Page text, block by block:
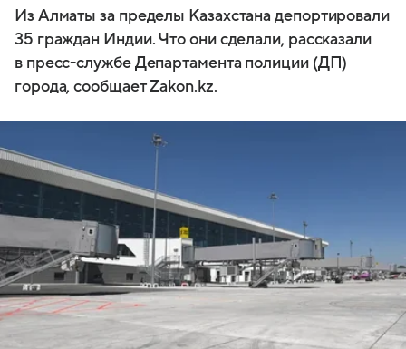
Из Алматы за пределы Казахстана депортировали
35 граждан Индии. Что они сделали, рассказали
в пресс-службе Департамента полиции (ДП)
города, сообщает Zakon.kz.